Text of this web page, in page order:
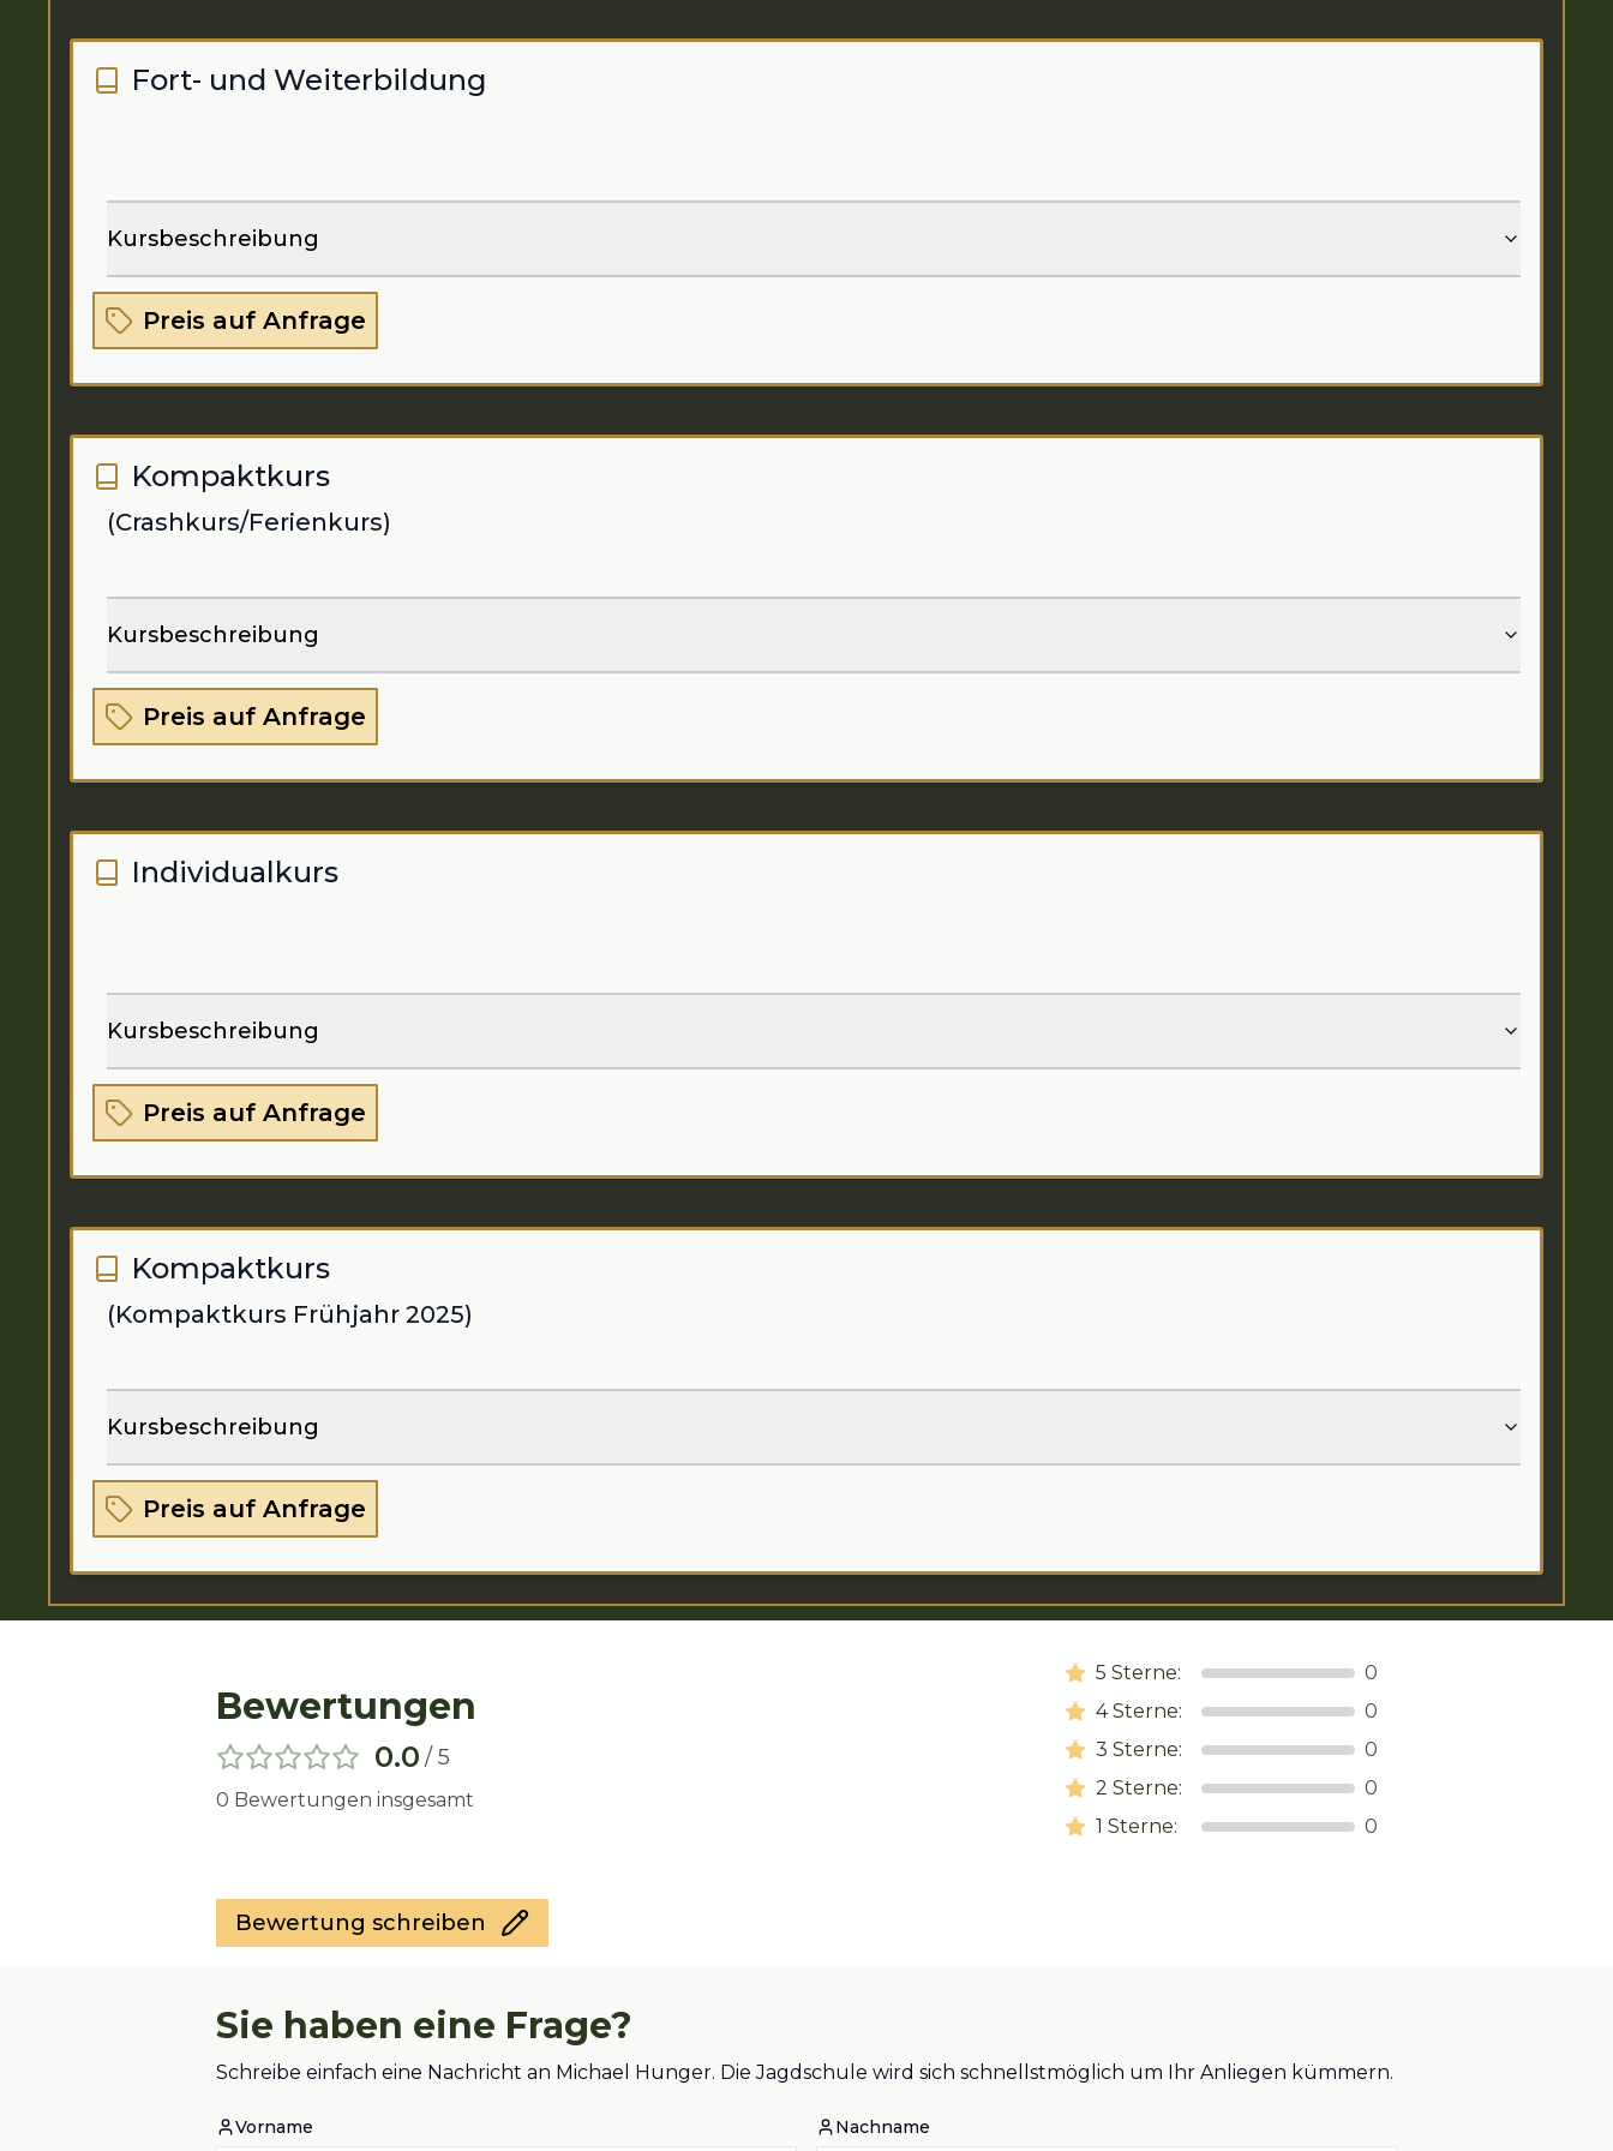
Fort- und Weiterbildung
Kursbeschreibung
Preis auf Anfrage
Kompaktkurs
(Crashkurs/Ferienkurs)
Kursbeschreibung
Preis auf Anfrage
Individualkurs
Kursbeschreibung
Preis auf Anfrage
Kompaktkurs
(Kompaktkurs Frühjahr 2025)
Kursbeschreibung
Preis auf Anfrage
Bewertungen
0.0 / 5
0 Bewertungen insgesamt
5 Sterne:
0
4Sterne:
0
3 Sterne:
0
2 Sterne:
0
1 Sterne: 0
Bewertung schreiben
Sie haben eine Frage?
Schreibe einfach eine Nachricht an Michael Hunger. Die Jagdschule wird sich schnellstmöglich um Ihr Anliegen kümmern.
Vorname Nachname